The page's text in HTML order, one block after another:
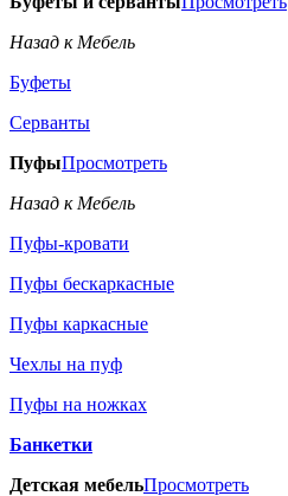
Назад к Мебель
Буфеты
Серванты
ПуфыПросмотреть
Назад к Мебель
Пуфы-кровати
Пуфы бескаркасные
Пуфы каркасные
Чехлы на пуф
Пуфы на ножках
Банкетки
Детская мебельПросмотреть